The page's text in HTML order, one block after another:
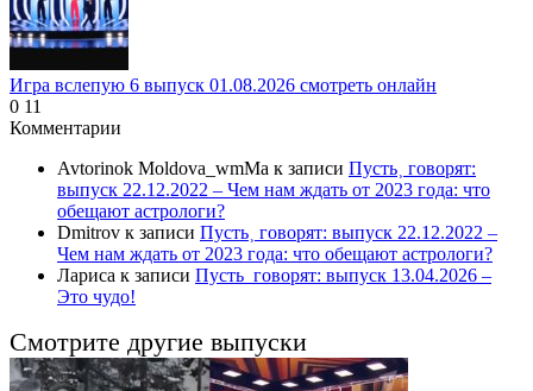
Игра вслепую 6 выпуск 01.08.2026 смотреть онлайн
0 11
Комментарии
Avtorinok Moldova_wmMa к записи Пусть˲ говорят:
выпуск 22.12.2022 – Чем нам ждать от 2023 года: что
обещают астрологи?
Dmitrov к записи Пусть˲ говорят: выпуск 22.12.2022 –
Чем нам ждать от 2023 года: что обещают астрологи?
Лариса к записи Пусть_говорят: выпуск 13.04.2026 –
Это чудо!
Смотрите другие выпуски